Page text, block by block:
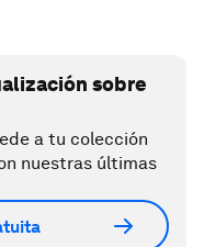
sobre
a tu colección
nuestras últimas